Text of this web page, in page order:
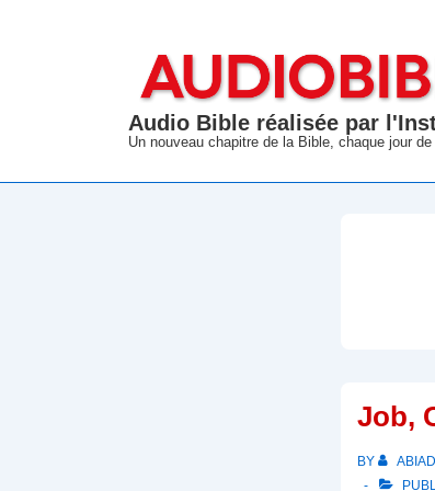
Audio Bible réalisée par
Un nouveau chapitre de la Bible, chaque jour de
Job,
BY